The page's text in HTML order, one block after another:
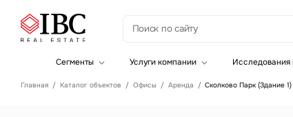
Сегменты
Складская недвижимость
Услуги компании
Земельные активы и девелопмент
Исследования
Главная Каталог объектов Офисы Аренда Сколково Парк (Здание 1)